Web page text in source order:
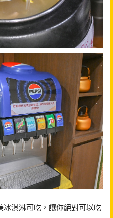
淇淋可吃，讓你絕對可以吃